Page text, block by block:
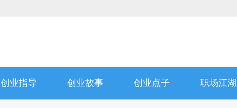
创业指导 创业故事 创业点子 职场江湖